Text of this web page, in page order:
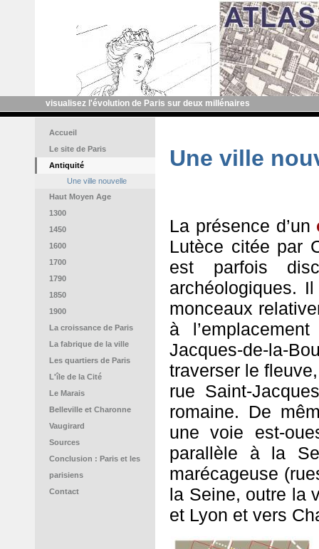
visualisez l'évolution de Paris sur deux millénaires
Accueil
Le site de Paris
Antiquité
Une ville nouvelle
Haut Moyen Age
1300
1450
1600
1700
1790
1850
1900
La croissance de Paris
La fabrique de la ville
Les quartiers de Paris
L'île de la Cité
Le Marais
Belleville et Charonne
Vaugirard
Sources
Conclusion : Paris et les
parisiens
Contact
Une ville
La présence d’un
Lutèce citée par
est parfois
archéologiques.
monceaux
à
Jacques-de-la-
traverser le
rue Saint-
romaine. De
une voie est-
parallèle à la
marécageuse
la Seine, outre la
et Lyon et vers